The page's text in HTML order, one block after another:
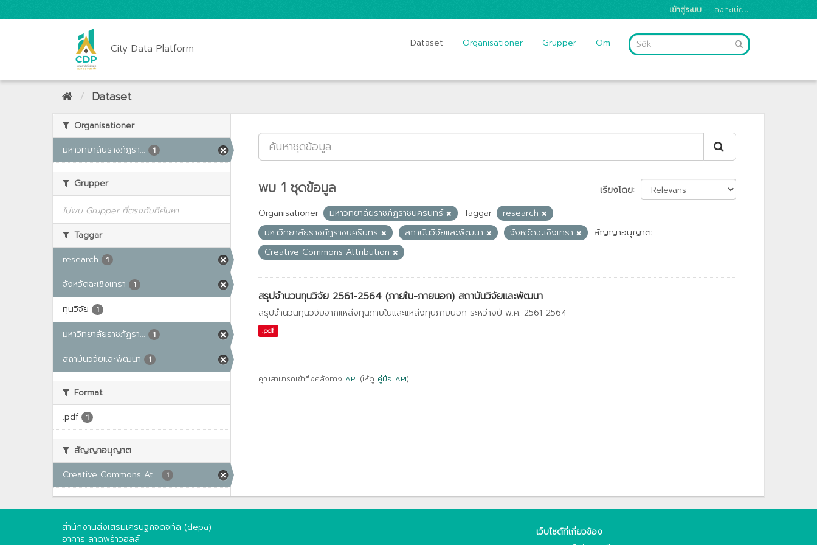
เข้าสู่ระบบ ลงทะเบียน
City Data Platform Dataset Organisationer Grupper Om
Dataset
Organisationer
มหาวิทยาลัยราชภัฏรา...
1
Grupper
ไม่พบ Grupper ที่ตรงกับที่ค้นหา
Taggar
research
1
จังหวัดฉะเชิงเทรา 1
ทุนวิจัย 1
มหาวิทยาลัยราชภัฏรา... 1
สถาบันวิจัยและพัฒนา 1
Format
.pdf
1
สัญญาอนุญาต
Creative Commons At...
1
เรียงโดย
พบ 1 ชุดข้อมูล
Organisationer: มหาวิทยาลัยราชภัฏราชนครินทร์ Taggar:
research
มหาวิทยาลัยราชภัฏราชนครินทร์
สถาบันวิจัยและพัฒนา จังหวัดฉะเชิงเทรา
สัญญาอนุญาต:
Creative Commons Attribution
สรุปจำนวนทุนวิจัย 2561-2564 (ภายใน-ภายนอก) สถาบันวิจัยและพัฒนา
สรุปจำนวนทุนวิจัยจากแหล่งทุนภายในและแหล่งทุนภายนอก ระหว่างปี พ.ศ. 2561-2564
.pdf
คุณสามารถเข้าถึงคลังทาง API (ให้ดู คู่มือ API).
สำนักงานส่งเสริมเศรษฐกิจดิจิทัล (depa)
อาคาร ลาดพร้าวฮิลล์
เว็บไซต์ที่เกี่ยวข้อง